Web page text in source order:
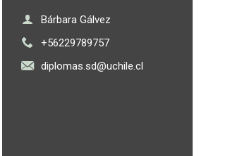
Bárbara Gálvez
+56229789757
diplomas.sd@uchile.cl